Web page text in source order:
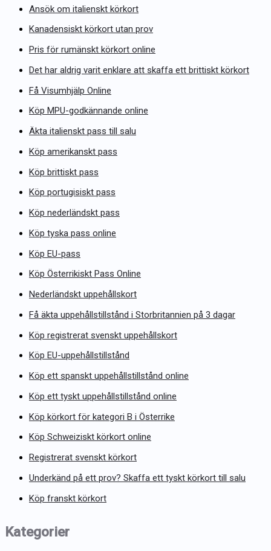
Ansök om italienskt körkort
Kanadensiskt körkort utan prov
Pris för rumänskt körkort online
Det har aldrig varit enklare att skaffa ett brittiskt körkort
Få Visumhjälp Online
Köp MPU-godkännande online
Äkta italienskt pass till salu
Köp amerikanskt pass
Köp brittiskt pass
Köp portugisiskt pass
Köp nederländskt pass
Köp tyska pass online
Köp EU-pass
Köp Österrikiskt Pass Online
Nederländskt uppehållskort
Få äkta uppehållstillstånd i Storbritannien på 3 dagar
Köp registrerat svenskt uppehållskort
Köp EU-uppehållstillstånd
Köp ett spanskt uppehållstillstånd online
Köp ett tyskt uppehållstillstånd online
Köp körkort för kategori B i Österrike
Köp Schweiziskt körkort online
Registrerat svenskt körkort
Underkänd på ett prov? Skaffa ett tyskt körkort till salu
Köp franskt körkort
Kategorier